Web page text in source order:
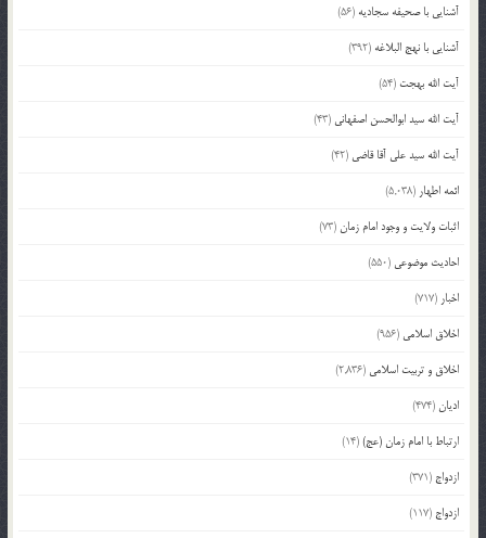
آشنایی با صحیفه سجادیه (56)
آشنایی با نهج البلاغه (392)
آیت الله بهجت (54)
آیت الله سید ابوالحسن اصفهانی (43)
آیت الله سید علی آقا قاضی (42)
ائمه اطهار (5,038)
اثبات ولایت و وجود امام زمان(73)
احادیث موضوعی (550)
اخبار (717)
اخلاق اسلامی (956)
اخلاق و تربیت اسلامی (2,836)
ادیان(474)
ارتباط با امام زمان (عج)(14)
ازدواج (371)
ازدواج (117)